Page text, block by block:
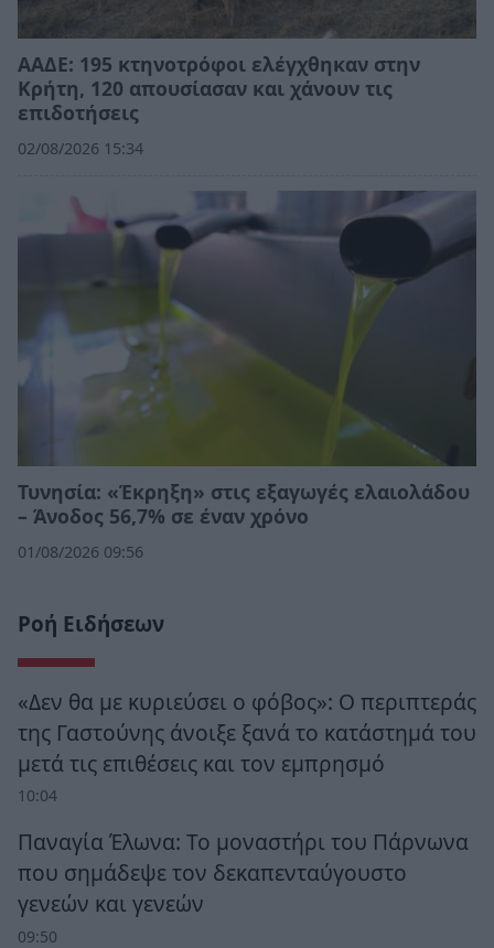
ΑΑΔΕ: 195 κτηνοτρόφοι ελέγχθηκαν στην
Κρήτη, 120 απουσίασαν και χάνουν τις
επιδοτήσεις
02/08/2026 15:34
Τυνησία: «Έκρηξη» στις εξαγωγές ελαιολάδου
– Άνοδος 56,7% σε έναν χρόνο
01/08/2026 09:56
Ροή Ειδήσεων
«Δεν θα με κυριεύσει ο φόβος»: Ο περιπτεράς
της Γαστούνης άνοιξε ξανά το κατάστημά του
μετά τις επιθέσεις και τον εμπρησμό
10:04
Παναγία Έλωνα: Το μοναστήρι του Πάρνωνα
που σημάδεψε τον δεκαπενταύγουστο
γενεών και γενεών
09:50